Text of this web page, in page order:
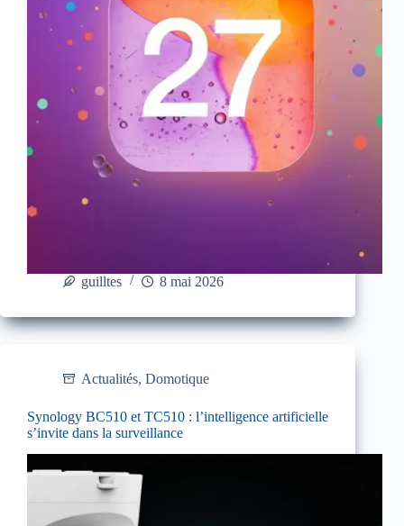
guilltes 8 mai 2026
Actualités, Domotique
Synology BC510 et TC510 : l’intelligence artificielle
s’invite dans la surveillance